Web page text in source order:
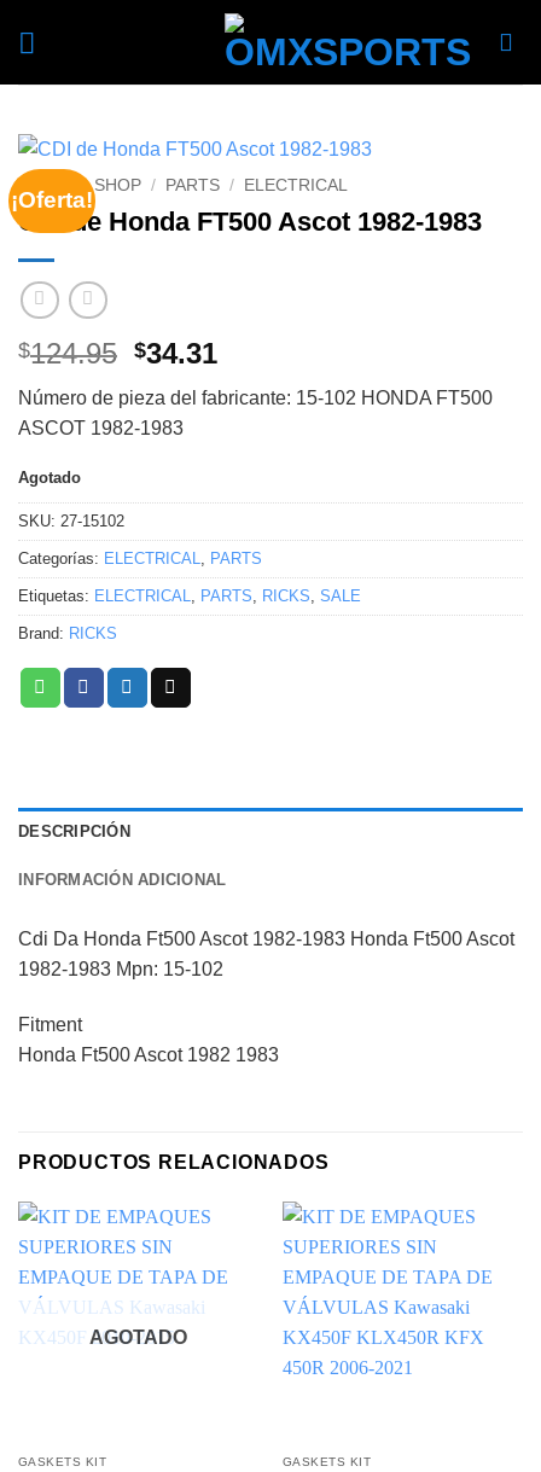
¡Oferta!
SHOP / PARTS / ELECTRICAL
CDI de Honda FT500 Ascot 1982-1983
$124.95 Original
was:
$124.95.
$34.31Current
is:
Número de pieza del fabricante: 15-102 HONDA FT500
ASCOT 1982-1983
Agotado
SKU: 27-15102
Categorías: ELECTRICAL, PARTS
Etiquetas: ELECTRICAL, PARTS, RICKS, SALE
Brand: RICKS
DESCRIPCIÓN
INFORMACIÓN ADICIONAL
Cdi Da Honda Ft500 Ascot 1982-1983 Honda Ft500 Ascot
1982-1983 Mpn: 15-102
Fitment
Honda Ft500 Ascot 1982 1983
PRODUCTOS RELACIONADOS
AGOTADO
GASKETS KIT GASKETS KIT